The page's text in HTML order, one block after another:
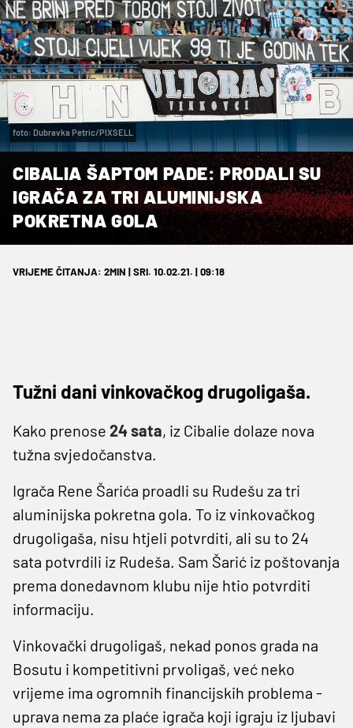
foto: Dubravka Petric/PIXSELL
CIBALIA ŠAPTOM PADE: PRODALI SU
IGRAČA ZA TRI ALUMINIJSKA
POKRETNA GOLA
VRIJEME ČITANJA: 2MIN | SRI. 10.02.21. | 09:18
Tužni dani vinkovačkog drugoligaša.
Kako prenose 24 sata, iz Cibalie dolaze nova
tužna svjedočanstva.
Igrača Rene Šarića proadli su Rudešu za tri
aluminijska pokretna gola. To iz vinkovačkog
drugoligaša, nisu htjeli potvrditi, ali su to 24
sata potvrdili iz Rudeša. Sam Šarić iz poštovanja
prema donedavnom klubu nije htio potvrditi
informaciju.
Vinkovački drugoligaš, nekad ponos grada na
Bosutu i kompetitivni prvoligaš, već neko
vrijeme ima ogromnih financijskih problema -
uprava nema za plaće igrača koji igraju iz ljubavi